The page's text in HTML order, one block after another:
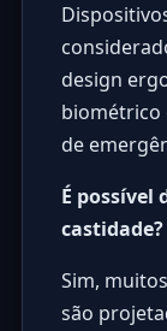
design
biométrico
de
É possível
castidade?
Sim,
são